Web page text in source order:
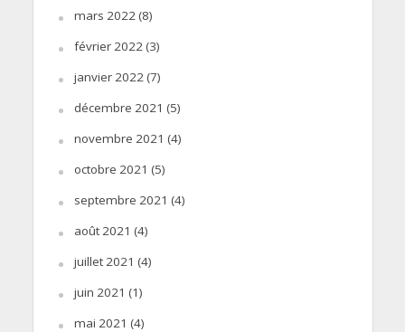
mars 2022(8)
février 2022(3)
janvier 2022(7)
décembre 2021 (5)
novembre 2021 (4)
octobre 2021 (5)
septembre 2021 (4)
août 2021 (4)
juillet 2021 (4)
juin 2021 (1)
mai 2021 (4)